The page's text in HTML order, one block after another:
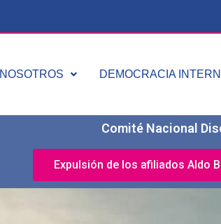
NOSOTROS DEMOCRACIA
Comité Nacional
Expulsión de los afiliados Aldo